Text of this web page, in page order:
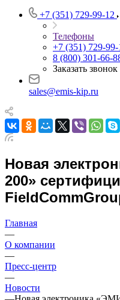
+7 (351) 729-99-12
Телефоны
+7 (351) 729-99-
8 (800) 301-66-
Заказать звонок
sales@emis-kip.ru
Новая
200»
Главная
—
О компании
—
Пресс-центр
—
Новости